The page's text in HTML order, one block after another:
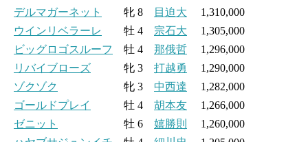
デルマガーネット
牝 8 目迫大 1,310,000
ウインリベラーレ
牡 4 宗石大 1,305,000
ビッグロゴスルーフ
牡 4 那俄哲 1,296,000
リバイブローズ 牝 3 打越勇
1,290,000
ゾクゾク
牝 3 中西達 1,282,000
ゴールドプレイ
牡 4 胡本友 1,266,000
ゼニット
牡 6 嬉勝則
1,260,000